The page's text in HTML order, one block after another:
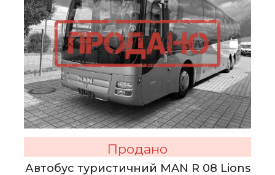
Продано
Автобус туристичний MAN R 08 Lions